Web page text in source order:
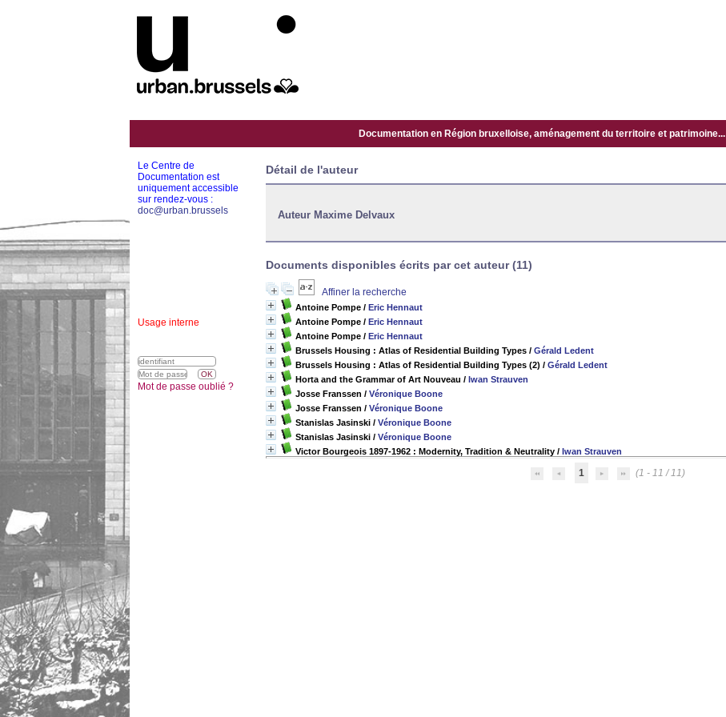
Documentation en Région bruxelloise, aménagement du territoire et patrimoine...
Détail de l'auteur
Auteur Maxime Delvaux
Documents disponibles écrits par cet auteur (11)
Affiner la recherche
Antoine Pompe / Eric Hennaut
Antoine Pompe / Eric Hennaut
Antoine Pompe / Eric Hennaut
Brussels Housing : Atlas of Residential Building Types / Gérald Ledent
Brussels Housing : Atlas of Residential Building Types (2) / Gérald Ledent
Horta and the Grammar of Art Nouveau / Iwan Strauven
Josse Franssen / Véronique Boone
Josse Franssen / Véronique Boone
Stanislas Jasinski / Véronique Boone
Stanislas Jasinski / Véronique Boone
Victor Bourgeois 1897-1962 : Modernity, Tradition & Neutrality / Iwan Strauven
1 (1 - 11 / 11)
Le Centre de
Documentation est
uniquement accessible
sur rendez-vous :
doc@urban.brussels
Usage interne
Mot de passe oublié ?